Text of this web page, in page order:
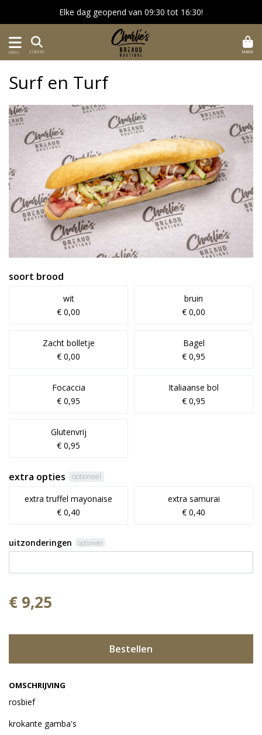
Elke dag geopend van 09:30 tot 16:30!
MENU ZOEKEN MAND
OMSCHRIJVING
rosbief
krokante gamba's
Surf en Turf
soort brood
wit
€ 0,00
bruin
€ 0,00
Zacht bolletje
€ 0,00
Bagel
€ 0,95
Focaccia
€ 0,95
Italiaanse bol
€ 0,95
Glutenvrij
€ 0,95
extra opties optioneel
extra truffel mayonaise
€ 0,40
extra samurai
€ 0,40
uitzonderingen optioneel
€ 9,25
Bestellen